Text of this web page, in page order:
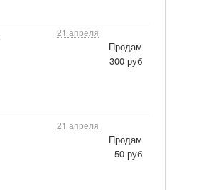
21 апреля
Продам
300 руб
21 апреля
Продам
50 руб